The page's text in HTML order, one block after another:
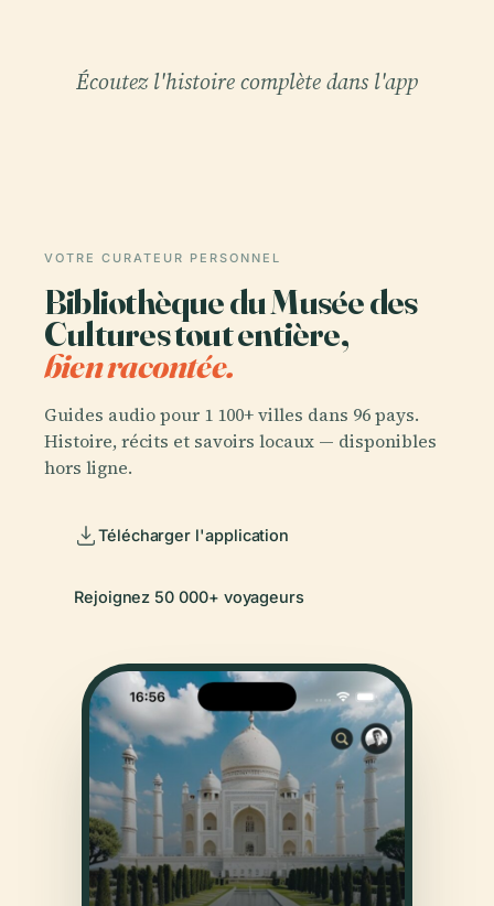
Écoutez l'histoire complète dans l'app
VOTRE CURATEUR PERSONNEL
Bibliothèque du Musée des
Cultures tout entière,
bien racontée.
Guides audio pour 1 100+ villes dans 96 pays.
Histoire, récits et savoirs locaux — disponibles
hors ligne.
Télécharger l'application
Rejoignez 50 000+ voyageurs